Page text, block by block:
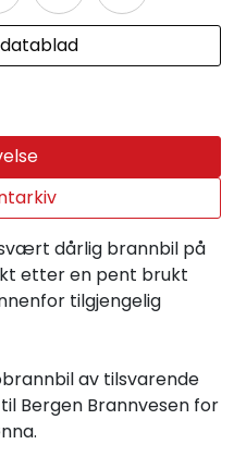
dårlig brannbil på
etter en pent brukt
tilgjengelig
av tilsvarende
Bergen Brannvesen for